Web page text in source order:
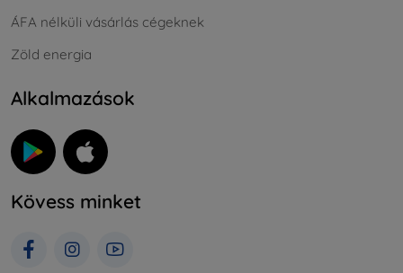
ÁFA nélküli vásárlás cégeknek
Zöld energia
Alkalmazások
Kövess minket